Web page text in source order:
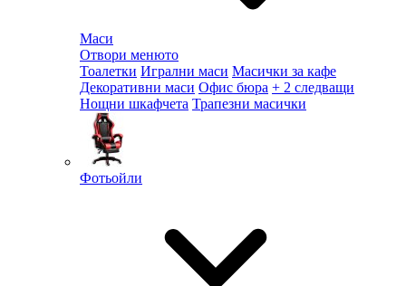
Маси
Отвори менюто
Тоалетки Игрални маси Масички за кафе
Декоративни маси Офис бюра + 2 следващи
Нощни шкафчета Трапезни масички
Фотьойли